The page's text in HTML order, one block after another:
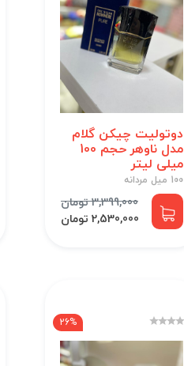
دوتولیت چیکن گلام
مدل ناوهر حجم 100
میلی لیتر
100 میل مردانه
3,399,000 تومان
2,530,000 تومان
26%